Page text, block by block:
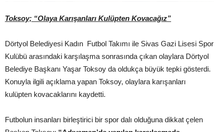
Toksoy; “Olaya Karışanları Kulüpten Kovacağız”
Dörtyol Belediyesi Kadın Futbol Takımı ile Sivas Gazi Lisesi Spor
Kulübü arasındaki karşılaşma sonrasında çıkan olaylara Dörtyol
Belediye Başkanı Yaşar Toksoy da oldukça büyük tepki gösterdi.
Konuyla ilgili açıklama yapan Toksoy, olaylara karışanları
kulüpten kovacaklarını kaydetti.
Futbolun insanları birleştirici bir spor dalı olduğuna dikkat çelen